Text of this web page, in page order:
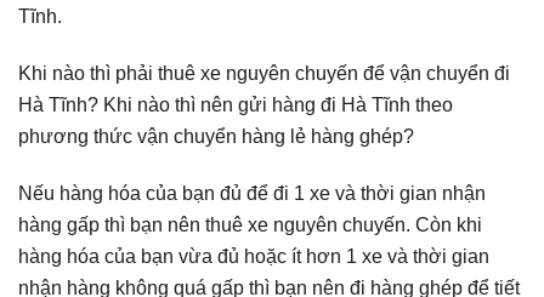
Tĩnh.
Khi nào thì phải thuê xe nguyên chuyến để vận chuyển đi
Hà Tĩnh? Khi nào thì nên gửi hàng đi Hà Tĩnh theo
phương thức vận chuyển hàng lẻ hàng ghép?
Nếu hàng hóa của bạn đủ để đi 1 xe và thời gian nhận
hàng gấp thì bạn nên thuê xe nguyên chuyến. Còn khi
hàng hóa của bạn vừa đủ hoặc ít hơn 1 xe và thời gian
nhận hàng không quá gấp thì bạn nên đi hàng ghép để tiết